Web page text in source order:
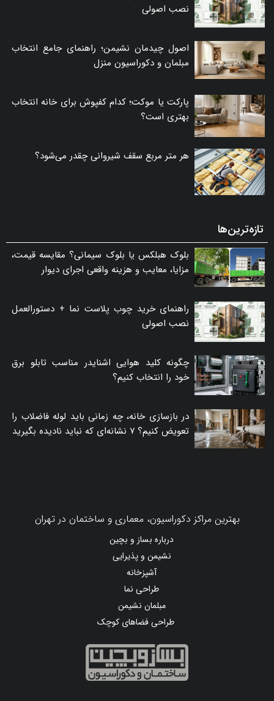
نصب اصولی
اصول چیدمان نشیمن؛ راهنمای جامع انتخاب
مبلمان و دکوراسیون منزل
پارکت یا موکت؛ کدام کفپوش برای خانه انتخاب
بهتری است؟
هر متر مربع سقف شیروانی چقدر می‌شود؟
تازه‌ترین‌ها
بلوک هبلکس یا بلوک سیمانی؟ مقایسه قیمت،
مزایا، معایب و هزینه واقعی اجرای دیوار
راهنمای خرید چوب پلاست نما + دستورالعمل
نصب اصولی
چگونه کلید هوایی اشنایدر مناسب تابلو برق
خود را انتخاب کنیم؟
در بازسازی خانه، چه زمانی باید لوله فاضلاب را
تعویض کنیم؟ ۷ نشانه‌ای که نباید نادیده بگیرید
بهترین مراکز دکوراسیون، معماری و ساختمان در تهران
درباره بساز و بچین
نشیمن و پذیرایی
آشپزخانه
طراحی نما
مبلمان نشیمن
طراحی فضاهای کوچک